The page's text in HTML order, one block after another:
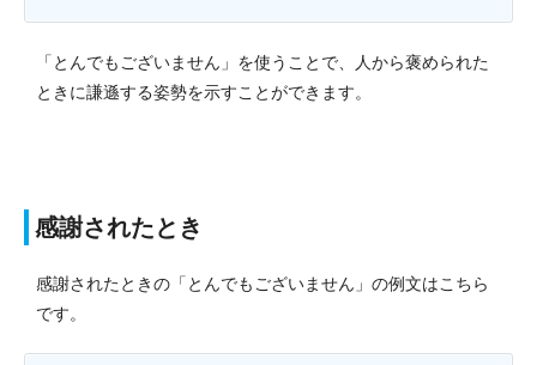
「とんでもございません」を使うことで、人から褒められた
ときに謙遜する姿勢を示すことができます。
感謝されたとき
感謝されたときの「とんでもございません」の例文はこちら
です。